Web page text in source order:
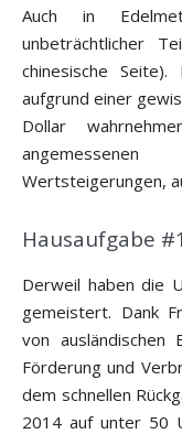
Auch in
unbeträchtlicher
chinesische
aufgrund einer
Dollar
Wertsteigerungen,
Hausaufgabe #1
Derweil haben die
gemeistert. Dank
von ausländischen
Förderung und
dem schnellen
2014 auf unter 50